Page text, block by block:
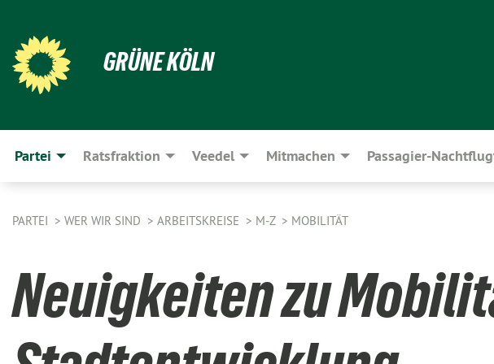
GRÜNE KÖLN
Partei Ratsfraktion Veedel Mitmachen Passagier-
PARTEI WER WIR SIND ARBEITSKREISE M-Z MOBILITÄT
Neuigkeiten zu